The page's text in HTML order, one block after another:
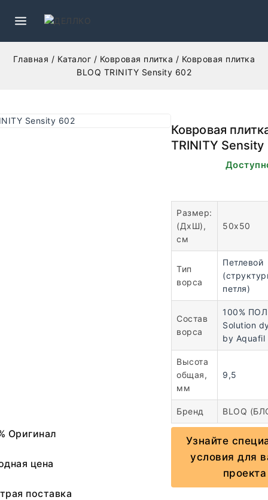
Главная / Каталог / Ковровая плитка / Ковровая плитка
BLOQ TRINITY Sensity 602
Оригинал
цена
поставка
Ковровая
TRINITY
В наличии.
Размер:
(ДхШ),
см
50х50
Тип
ворса
Петлевой
петля)
Состав
ворса
100%
Solution
by Aquafil
Высота
общая,
мм
9,5
Бренд BLOQ
Узнайте
условия для
проекта